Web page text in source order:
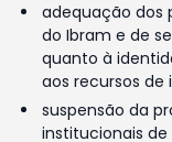
adequação dos
do Ibram e de
quanto à
aos recursos de
suspensão da
institucionais